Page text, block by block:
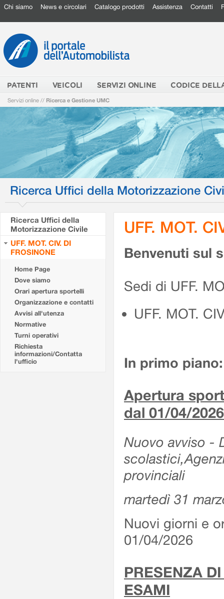
Chi siamo News e circolari Catalogo prodotti Assistenza Contatti
PATENTI VEICOLI SERVIZI ONLINE CODICE
Servizi online // Ricerca e Gestione UMC
Ricerca Uffici della Motorizzazione
Ricerca Uffici della
Motorizzazione Civile
UFF. MOT. CIV. DI
FROSINONE
Home Page
Dove siamo
Orari apertura sportelli
Organizzazione e contatti
Avvisi all'utenza
Normative
Turni operativi
Richiesta
informazioni/Contatta
l'ufficio
UFF. MOT.
Benvenuti sul
Sedi di UFF.
UFF. MOT.
In primo piano:
Apertura
dal 01/04/2026
Nuovo avviso -
provinciali
martedì 31
Nuovi giorni e
01/04/2026
PRESENZA
ESAMI